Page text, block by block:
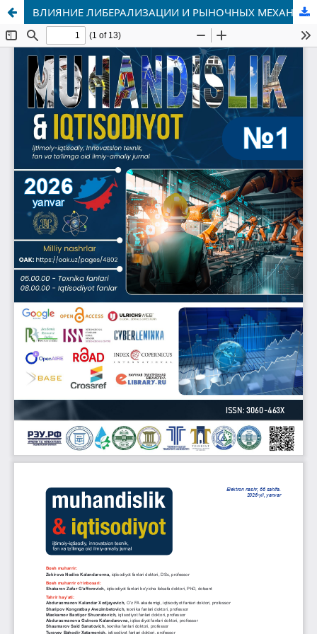
ВЛИЯНИЕ ЛИБЕРАЛИЗАЦИИ И РЫНОЧНЫХ МЕХАНИЗМОВ НА РАЗВИТИЕ ОВЦЕВОДСТВА И КАРАКУЛЕВОДСТВА В ГЛОБАЛЬНОМ МАСШТАБЕ